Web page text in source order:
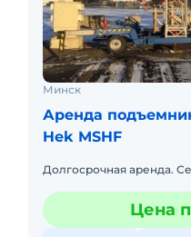
Минск
Аренда
Hek MSHF
Долгосрочная аренда.
Цена